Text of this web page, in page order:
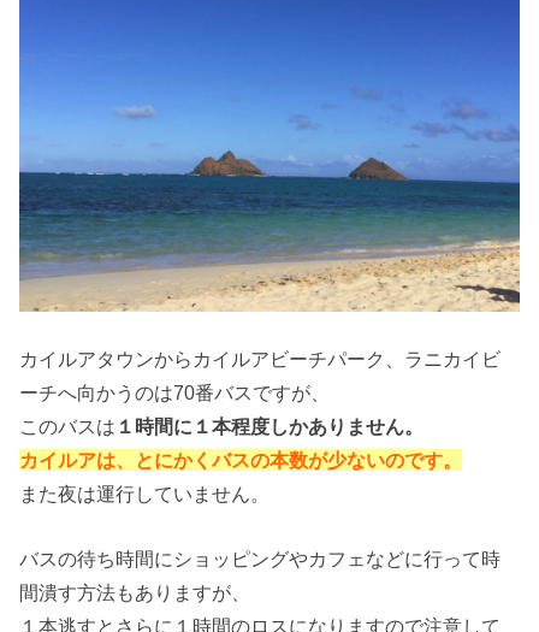
カイルアタウンからカイルアビーチパーク、ラニカイビ
ーチへ向かうのは70番バスですが、
このバスは １時間に１本程度しかありません。
カイルアは、とにかくバスの本数が少ないのです。
また夜は運行していません。
バスの待ち時間にショッピングやカフェなどに行って時
間潰す方法もありますが、
１本逃すとさらに１時間のロスになりますので注意して